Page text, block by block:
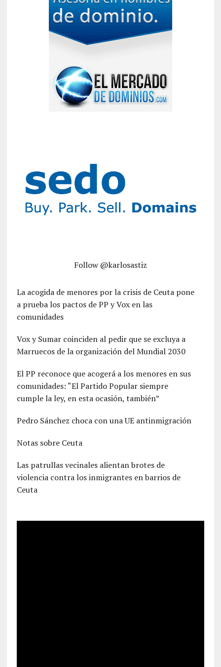
Follow @karlosastiz
La acogida de menores por la crisis de Ceuta pone
a prueba los pactos de PP y Vox en las
comunidades
Vox y Sumar coinciden al pedir que se excluya a
Marruecos de la organización del Mundial 2030
El PP reconoce que acogerá a los menores en sus
comunidades: “El Partido Popular siempre
cumple la ley, en esta ocasión, también”
Pedro Sánchez choca con una UE antinmigración
Notas sobre Ceuta
Las patrullas vecinales alientan brotes de
violencia contra los inmigrantes en barrios de
Ceuta